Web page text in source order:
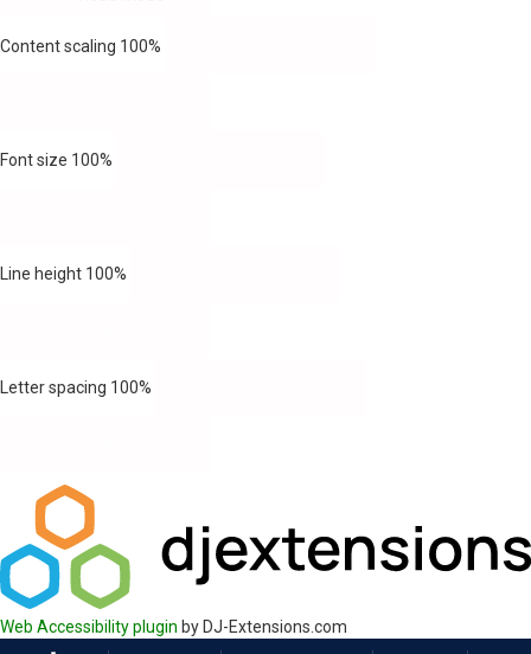
Content scaling 100%
Font size 100%
Line height 100%
Letter spacing 100%
Web Accessibility plugin by DJ-Extensions.com